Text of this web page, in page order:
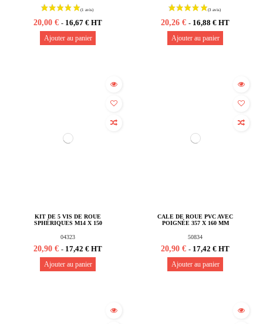
20,00 € - 16,67 € HT
Ajouter au panier
20,26 € - 16,88 € HT
Ajouter au panier
KIT DE 5 VIS DE ROUE
SPHÉRIQUES M14 X 150
04323
20,90 € - 17,42 € HT
Ajouter au panier
CALE DE ROUE PVC AVEC
POIGNÉE 357 X 160 MM
50834
20,90 € - 17,42 € HT
Ajouter au panier